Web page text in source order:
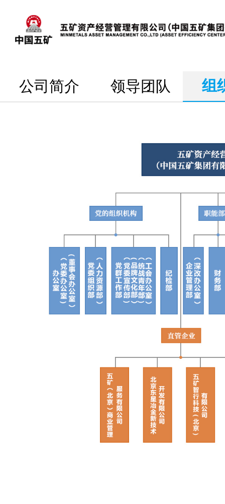
公司简介 领导团队 组